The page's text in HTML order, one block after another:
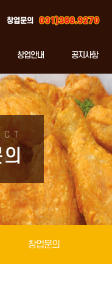
창업안내 공지사항
창업문의
의
창업문의